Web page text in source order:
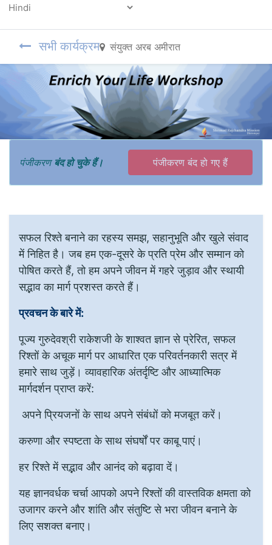
सभी कार्यक्रम संयुक्त अरब अमीरात
पंजीकरणबंद हो चुके हैं। पंजीकरण बंद हो गए हैं
सफल रिश्ते बनाने का रहस्य समझ, सहानुभूति और खुले संवाद
में निहित है। जब हम एक-दूसरे के प्रति प्रेम और सम्मान को
पोषित करते हैं, तो हम अपने जीवन में गहरे जुड़ाव और स्थायी
सद्भाव का मार्ग प्रशस्त करते हैं।
प्रवचन के बारे में:
पूज्य गुरुदेवश्री राकेशजी के शाश्वत ज्ञान से प्रेरित, सफल
रिश्तों के अचूक मार्ग पर आधारित एक परिवर्तनकारी सत्र में
हमारे साथ जुड़ें। व्यावहारिक अंतर्दृष्टि और आध्यात्मिक
मार्गदर्शन प्राप्त करें:
अपने प्रियजनों के साथ अपने संबंधों को मजबूत करें।
करुणा और स्पष्टता के साथ संघर्षों पर काबू पाएं।
हर रिश्ते में सद्भाव और आनंद को बढ़ावा दें।
यह ज्ञानवर्धक चर्चा आपको अपने रिश्तों की वास्तविक क्षमता को
उजागर करने और शांति और संतुष्टि से भरा जीवन बनाने के
लिए सशक्त बनाए।